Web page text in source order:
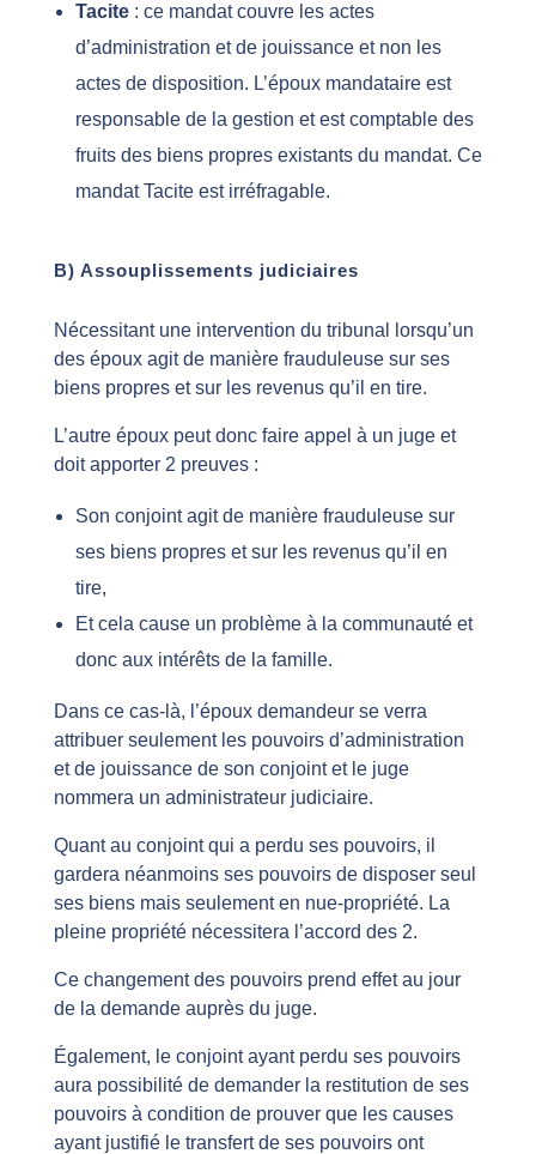
Tacite: ce mandat couvre les actes
d’administration et de jouissance et non les
actes de disposition. L’époux mandataire est
responsable de la gestion et est comptable des
fruits des biens propres existants du mandat. Ce
mandat Tacite est irréfragable.
B) Assouplissements judiciaires
Nécessitant une intervention du tribunal lorsqu’un
des époux agit de manière frauduleuse sur ses
biens propres et sur les revenus qu’il en tire.
L’autre époux peut donc faire appel à un juge et
doit apporter 2 preuves :
Son conjoint agit de manière frauduleuse sur
ses biens propres et sur les revenus qu’il en
tire,
Et cela cause un problème à la communauté et
donc aux intérêts de la famille.
Dans ce cas-là, l’époux demandeur se verra
attribuer seulement les pouvoirs d’administration
et de jouissance de son conjoint et le juge
nommera un administrateur judiciaire.
Quant au conjoint qui a perdu ses pouvoirs, il
gardera néanmoins ses pouvoirs de disposer seul
ses biens mais seulement en nue-propriété. La
pleine propriété nécessitera l’accord des 2.
Ce changement des pouvoirs prend effet au jour
de la demande auprès du juge.
Également, le conjoint ayant perdu ses pouvoirs
aura possibilité de demander la restitution de ses
pouvoirs à condition de prouver que les causes
ayant justifié le transfert de ses pouvoirs ont